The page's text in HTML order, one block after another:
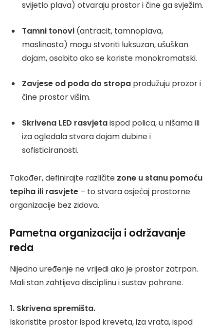
svijetlo plava) otvaraju prostor i čine ga svježim.
Tamni tonovi (antracit, tamnoplava,
maslinasta) mogu stvoriti luksuzan, ušuškan
dojam, osobito ako se koriste monokromatski.
Zavjese od poda do stropa produžuju prozor i
čine prostor višim.
Skrivena LED rasvjetaispod polica, u nišama ili
iza ogledala stvara dojam dubine i
sofisticiranosti.
Također, definirajte različite zone u stanu pomoću
tepiha ili rasvjete – to stvara osjećaj prostorne
organizacije bez zidova.
Pametna organizacija i održavanje
reda
Nijedno uređenje ne vrijedi ako je prostor zatrpan.
Mali stan zahtijeva disciplinu i sustav pohrane.
1. Skrivena spremišta.
Iskoristite prostor ispod kreveta, iza vrata, ispod